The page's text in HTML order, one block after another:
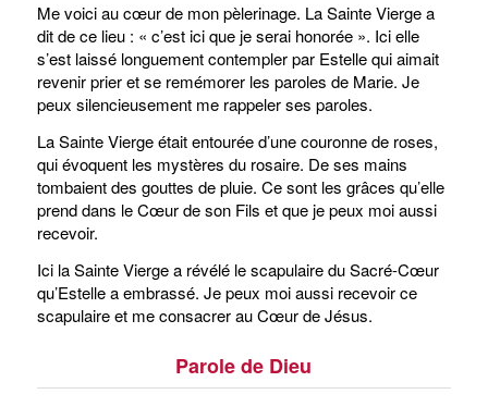
Me voici au cœur de mon pèlerinage. La Sainte Vierge a
dit de ce lieu : « c’est ici que je serai honorée ». Ici elle
s’est laissé longuement contempler par Estelle qui aimait
revenir prier et se remémorer les paroles de Marie. Je
peux silencieusement me rappeler ses paroles.
La Sainte Vierge était entourée d’une couronne de roses,
qui évoquent les mystères du rosaire. De ses mains
tombaient des gouttes de pluie. Ce sont les grâces qu’elle
prend dans le Cœur de son Fils et que je peux moi aussi
recevoir.
Ici la Sainte Vierge a révélé le scapulaire du Sacré-Cœur
qu’Estelle a embrassé. Je peux moi aussi recevoir ce
scapulaire et me consacrer au Cœur de Jésus.
Parole de Dieu